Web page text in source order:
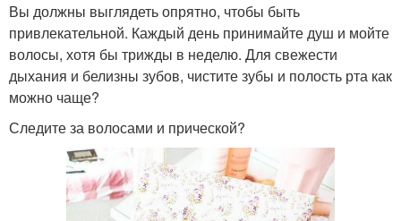
Вы должны выглядеть опрятно, чтобы быть
привлекательной. Каждый день принимайте душ и мойте
волосы, хотя бы трижды в неделю. Для свежести
дыхания и белизны зубов, чистите зубы и полость рта как
можно чаще?
Следите за волосами и прической?